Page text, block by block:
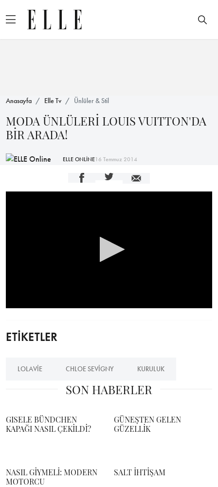
Anasayfa Elle Tv Ünlüler & Stil
MODA ÜNLÜLERİ LOUIS VUITTON'DA
BİR ARADA!
ELLE ONLİNE16 Temmuz 2014
0
seconds
ETİKETLER
LOLAVIE CHLOE SEVIGNY KURULUK
SON HABERLER
GISELE BÜNDCHEN
KAPAĞI NASIL ÇEKİLDİ?
GÜNEŞTEN GELEN
GÜZELLİK
NASIL GİYMELİ: MODERN
MOTORCU
SALT İHTİŞAM